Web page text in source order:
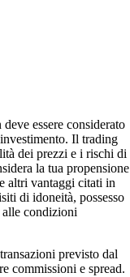
essere considerato
Il trading
dei prezzi e i rischi di
la tua propensione
altri vantaggi citati in
di idoneità, possesso
alle condizioni
previsto dal
commissioni e spread.